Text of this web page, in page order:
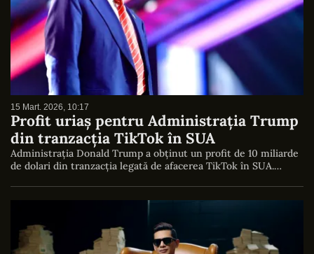
15 Mart. 2026, 10:17
Profit uriaș pentru Administrația Trump
din tranzacția TikTok în SUA
Administrația Donald Trump a obținut un profit de 10 miliarde
de dolari din tranzacția legată de afacerea TikTok în SUA.…